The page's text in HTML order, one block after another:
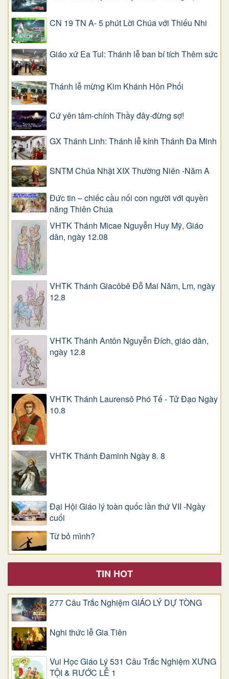
CN 19 TN A- 5 phút Lời Chúa với Thiếu Nhi
Giáo xứ Ea Tul: Thánh lễ ban bí tích Thêm sức
Thánh lễ mừng Kim Khánh Hôn Phối
Cứ yên tâm-chính Thầy đây-đừng sợ!
GX Thánh Linh: Thánh lễ kính Thánh Đa Minh
SNTM Chúa Nhật XIX Thường Niên -Năm A
Đức tin – chiếc cầu nối con người với quyền
năng Thiên Chúa
VHTK Thánh Micae Nguyễn Huy Mỹ, Giáo
dân, ngày 12.08
VHTK Thánh Giacôbê Ðỗ Mai Năm, Lm, ngày
12.8
VHTK Thánh Antôn Nguyễn Ðích, giáo dân,
ngày 12.8
VHTK Thánh Laurensô Phó Tế - Tử Đạo Ngày
10.8
VHTK Thánh Đaminh Ngày 8. 8
Đại Hội Giáo lý toàn quốc lần thứ VII -Ngày
cuối
Từ bỏ mình?
TIN HOT
277 Câu Trắc Nghiệm GIÁO LÝ DỰ TÒNG
Nghi thức lễ Gia Tiên
Vui Học Giáo Lý 531 Câu Trắc Nghiệm XƯNG
TỘI & RƯỚC LỄ 1